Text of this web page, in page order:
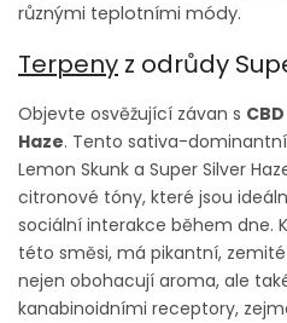
různými teplotními módy.
Terpeny z odrůdy
Objevte osvěžující závan s
Haze. Tento sativa-
Lemon Skunk a Super Silver
citronové tóny, které jsou
sociální interakce během dne.
této směsi, má pikantní,
nejen obohacují aroma, ale
kanabinoidními receptory,